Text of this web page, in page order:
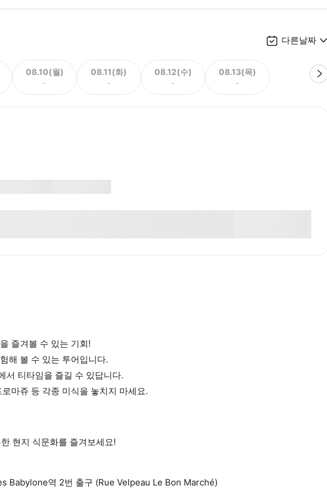
다른날짜
08.10(월)
-
08.11(화)
-
08.12(수)
-
08.13(목)
-
즐겨볼 수 있는 기회!
해 볼 수 있는 투어입니다.
서 티타임을 즐길 수 있답니다.
마쥬 등 각종 미식을 놓치지 마세요.
현지 식문화를 즐겨보세요!
Babylone역 2번 출구 (Rue Velpeau Le Bon Marché)